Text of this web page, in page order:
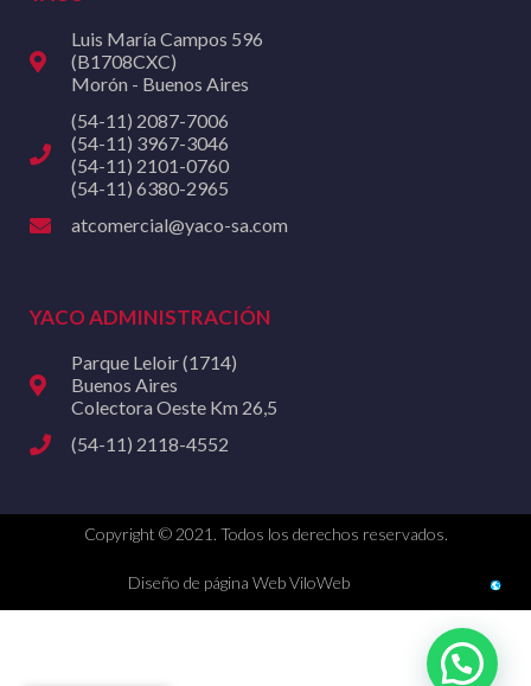
Luis María Campos 596
(B1708CXC)
Morón - Buenos Aires
(54-11) 2087-7006
(54-11) 3967-3046
(54-11) 2101-0760
(54-11) 6380-2965
atcomercial@yaco-sa.com
YACO ADMINISTRACIÓN
Parque Leloir (1714)
Buenos Aires
Colectora Oeste Km 26,5
(54-11) 2118-4552
Copyright © 2021. Todos los derechos reservados.
Diseño de página Web ViloWeb